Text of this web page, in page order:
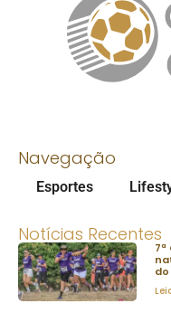
Navegação
Esportes
Notícias Recentes